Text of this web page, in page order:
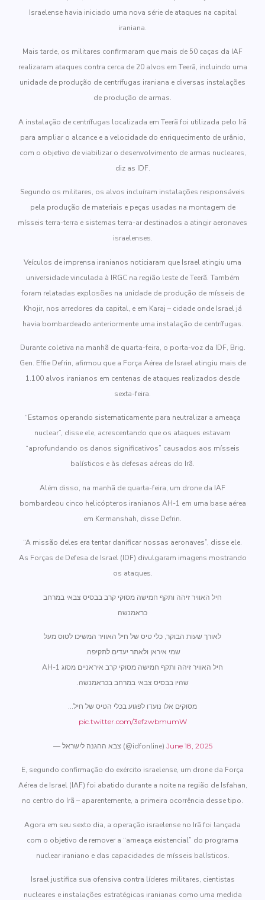
Israelense havia iniciado uma nova série de ataques na capital
iraniana.
Mais tarde, os militares confirmaram que mais de 50 caças da IAF
realizaram ataques contra cerca de 20 alvos em Teerã, incluindo uma
unidade de produção de centrífugas iraniana e diversas instalações
de produção de armas.
A instalação de centrífugas localizada em Teerã foi utilizada pelo Irã
para ampliar o alcance e a velocidade do enriquecimento de urânio,
com o objetivo de viabilizar o desenvolvimento de armas nucleares,
diz as IDF.
Segundo os militares, os alvos incluíram instalações responsáveis
pela produção de materiais e peças usadas na montagem de
mísseis terra-terra e sistemas terra-ar destinados a atingir aeronaves
israelenses.
Veículos de imprensa iranianos noticiaram que Israel atingiu uma
universidade vinculada à IRGC na região leste de Teerã. Também
foram relatadas explosões na unidade de produção de mísseis de
Khojir, nos arredores da capital, e em Karaj – cidade onde Israel já
havia bombardeado anteriormente uma instalação de centrífugas.
Durante coletiva na manhã de quarta-feira, o porta-voz da IDF, Brig.
Gen. Effie Defrin, afirmou que a Força Aérea de Israel atingiu mais de
1.100 alvos iranianos em centenas de ataques realizados desde
sexta-feira.
“Estamos operando sistematicamente para neutralizar a ameaça
nuclear”, disse ele, acrescentando que os ataques estavam
“aprofundando os danos significativos” causados ​​aos mísseis
balísticos e às defesas aéreas do Irã.
Além disso, na manhã de quarta-feira, um drone da IAF
bombardeou cinco helicópteros iranianos AH-1 em uma base aérea
em Kermanshah, disse Defrin.
“A missão deles era tentar danificar nossas aeronaves”, disse ele.
As Forças de Defesa de Israel (IDF) divulgaram imagens mostrando
os ataques.
חיל האוויר זיהה ותקף חמישה מסוקי קרב בבסיס צבאי במרחב
כראמנשה
לאורך שעות הבוקר, כלי טיס של חיל האוויר המשיכו לטוס מעל
שמי איראן ולאתר יעדים לתקיפה.
חיל האוויר זיהה ותקף חמישה מסוקי קרב איראניים מסוג AH-1
שהיו בבסיס צבאי במרחב בכראמנשה.
מסוקים אלו נועדו לפגוע בכלי הטיס של חיל…
pic.twitter.com/3efzwbmumW
— צבא ההגנה לישראל (@idfonline) June 18, 2025
E, segundo confirmação do exército israelense, um drone da Força
Aérea de Israel (IAF) foi abatido durante a noite na região de Isfahan,
no centro do Irã – aparentemente, a primeira ocorrência desse tipo.
Agora em seu sexto dia, a operação israelense no Irã foi lançada
com o objetivo de remover a “ameaça existencial” do programa
nuclear iraniano e das capacidades de mísseis balísticos.
Israel justifica sua ofensiva contra líderes militares, cientistas
nucleares e instalações estratégicas iranianas como uma medida